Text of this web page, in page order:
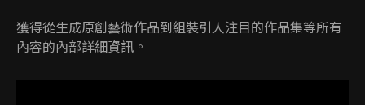
獲得從生成原創藝術作品到組裝引人注目的作品集等所有
內容的內部詳細資訊。